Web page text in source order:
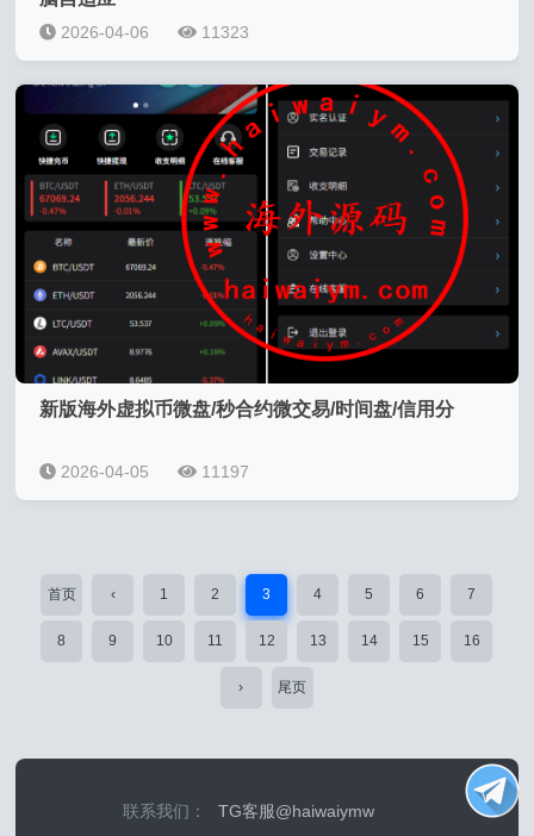
2026-04-06 11323
新版海外虚拟币微盘/秒合约微交易/时间盘/信用分
2026-04-05 11197
首页 ‹ 1 2 3 4 5 6 7
8 9 10 11 12 13 14 15 16
› 尾页
联系我们：
TG客服@haiwaiymw